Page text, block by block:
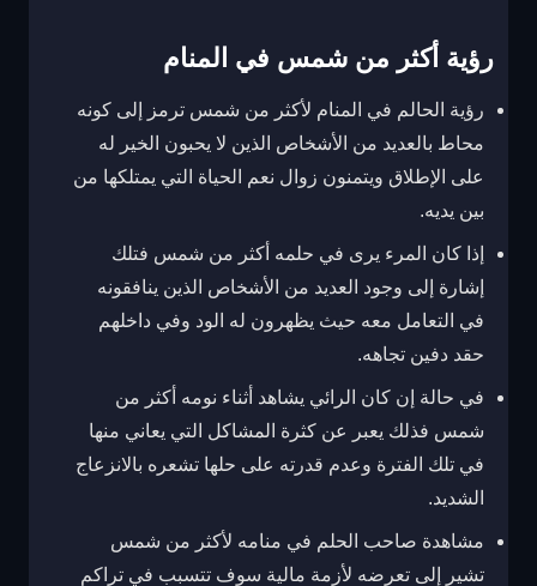
رؤية أكثر من شمس في المنام
رؤية الحالم في المنام لأكثر من شمس ترمز إلى كونه
محاط بالعديد من الأشخاص الذين لا يحبون الخير له
على الإطلاق ويتمنون زوال نعم الحياة التي يمتلكها من
بين يديه.
إذا كان المرء يرى في حلمه أكثر من شمس فتلك
إشارة إلى وجود العديد من الأشخاص الذين ينافقونه
في التعامل معه حيث يظهرون له الود وفي داخلهم
حقد دفين تجاهه.
في حالة إن كان الرائي يشاهد أثناء نومه أكثر من
شمس فذلك يعبر عن كثرة المشاكل التي يعاني منها
في تلك الفترة وعدم قدرته على حلها تشعره بالانزعاج
الشديد.
مشاهدة صاحب الحلم في منامه لأكثر من شمس
تشير إلى تعرضه لأزمة مالية سوف تتسبب في تراكم